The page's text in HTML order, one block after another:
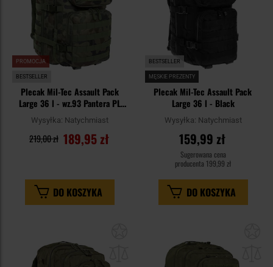
PROMOCJA
BESTSELLER
Plecak Mil-Tec Assault Pack
Large 36 l - wz.93 Pantera PL
Woodland
Wysyłka: Natychmiast
189,95 zł
219,00 zł
DO KOSZYKA
BESTSELLER
MĘSKIE PREZENTY
Plecak Mil-Tec Assault Pack
Large 36 l - Black
Wysyłka: Natychmiast
159,99 zł
Sugerowana cena
producenta 199,99 zł
DO KOSZYKA
schowka